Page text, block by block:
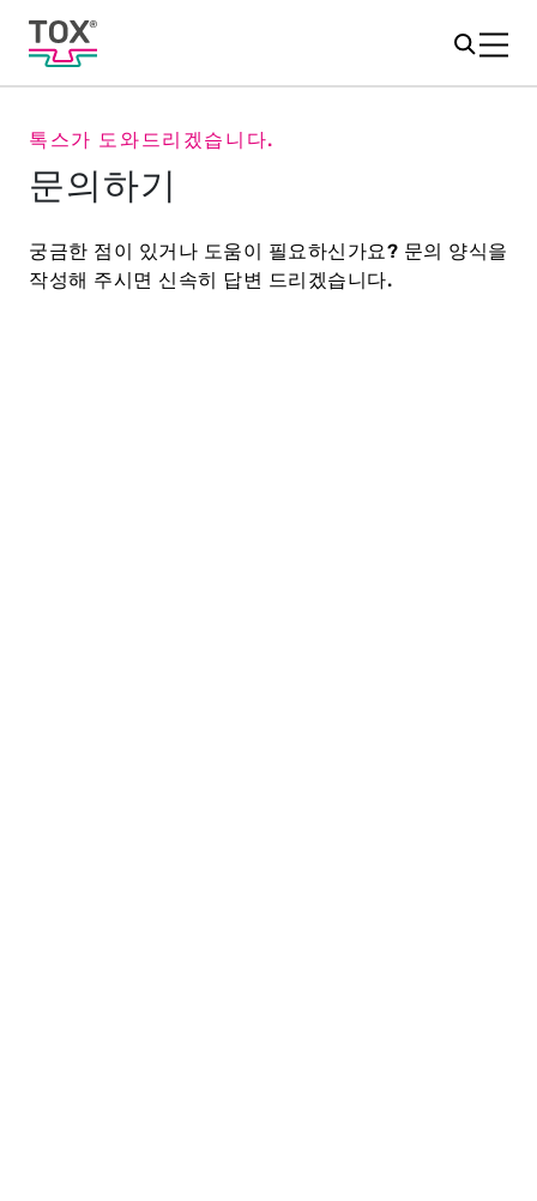
문의하기
톡스가 도와드리겠습니다.
궁금한 점이 있거나 도움이 필요하신가요? 문의 양식을
작성해 주시면 신속히 답변 드리겠습니다.